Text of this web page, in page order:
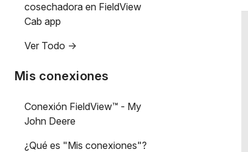
cosechadora en FieldView
Cab app
Ver Todo ->
Mis conexiones
Conexión FieldView™ - My
John Deere
¿Qué es "Mis conexiones"?